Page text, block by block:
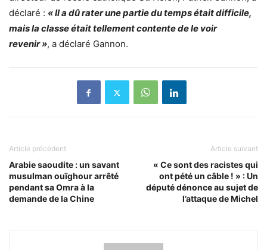
déclaré : « Il a dû rater une partie du temps était difficile,
mais la classe était tellement contente de le voir
revenir », a déclaré Gannon.
Article précédent
Arabie saoudite : un savant
musulman ouïghour arrêté
pendant sa Omra à la
demande de la Chine
Article suivant
« Ce sont des racistes qui
ont pété un câble ! » : Un
député dénonce au sujet de
l’attaque de Michel